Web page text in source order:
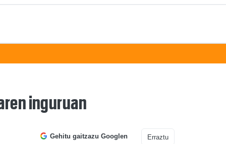
inguruan
Gehitu gaitzazu Googlen Erraztu